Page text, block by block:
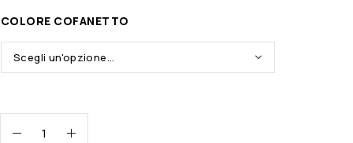
COLORE COFANETTO